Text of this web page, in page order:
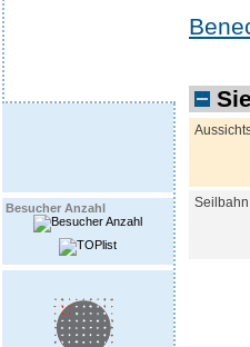
Besucher Anzahl Seilbahn